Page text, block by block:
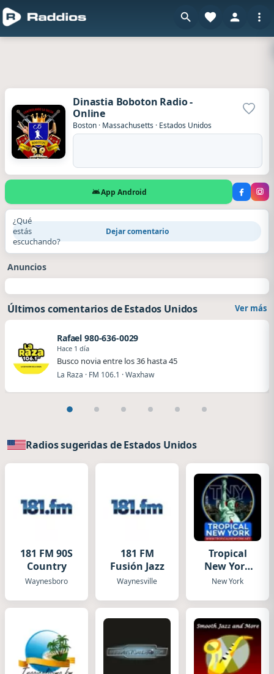
Dinastia Boboton Radio -
Online
Boston · Massachusetts · Estados Unidos
App Android
¿Qué
estás
escuchando?
Dejar comentario
Anuncios
Últimos comentarios de Estados Unidos Ver más
Rafael 980-636-0029
Hace 1 día
Busco novia entre los 36 hasta 45
La Raza · FM 106.1 · Waxhaw
Radios sugeridas de Estados Unidos
181 FM 90S
Country
Waynesboro
181 FM
Fusión Jazz
Waynesville
Tropical
New York
radio
New York